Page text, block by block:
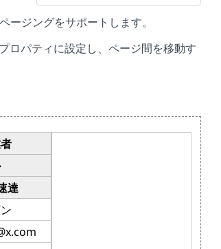
ージングをサポートします。
プロパティに設定し、ページ間を移動す